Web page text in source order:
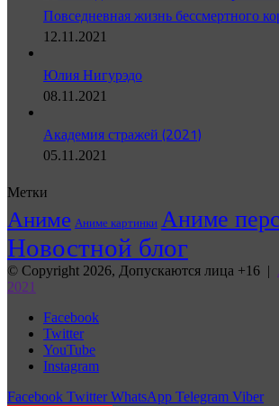
Повседневная жизнь бессмертного
12.11.2021
Юлия Нигурэдо
08.11.2021
Академия стражей (2021)
05.11.2021
Метки
Аниме Аниме картинки Аниме
Новостной блог
© Copyright 2026, Допускаются лица +16 |
2021
Facebook
Twitter
YouTube
Instagram
Facebook Twitter WhatsApp Telegram Viber